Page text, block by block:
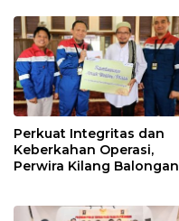
Perkuat Integritas dan
Keberkahan Operasi,
Perwira Kilang Balongan